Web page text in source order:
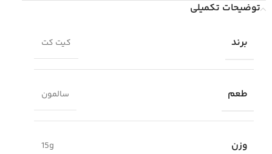
توضیحات تکمیلی
برند کیت کت
طعم سالمون
وزن 15g